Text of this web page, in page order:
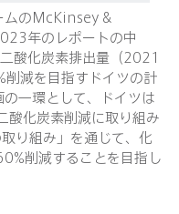
ムのMcKinsey &
年のレポートの中
酸化炭素排出量（2021
減を目指すドイツの計
一環として、ドイツは
酸化炭素削減に取り組み
り組み」を通じて、化
削減することを目指し